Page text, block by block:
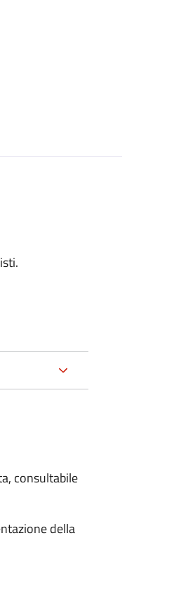
consultabile
della